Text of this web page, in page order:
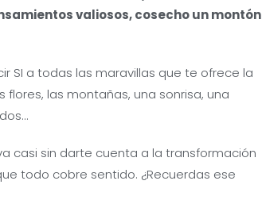
valiosos, cosecho un montón
SI a todas las maravillas que te ofrece la
las montañas, una sonrisa, una
casi sin darte cuenta a la transformación
todo cobre sentido. ¿Recuerdas ese